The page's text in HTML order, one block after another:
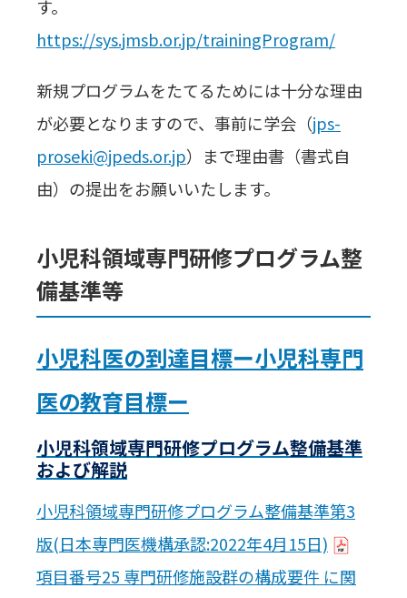
す。
https://sys.jmsb.or.jp/trainingProgram/
新規プログラムをたてるためには十分な理由
が必要となりますので、事前に学会（jps-
proseki@jpeds.or.jp）まで理由書（書式自
由）の提出をお願いいたします。
小児科領域専門研修プログラム整
備基準等
小児科医の到達目標ー小児科専門
医の教育目標ー
小児科領域専門研修プログラム整備基準
および解説
小児科領域専門研修プログラム整備基準第3
版(日本専門医機構承認:2022年4月15日)
項目番号25 専門研修施設群の構成要件 に関